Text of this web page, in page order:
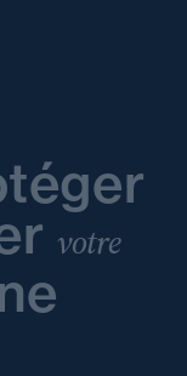
votre